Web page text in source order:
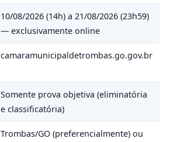
10/08/2026 (14h) a 21/08/2026 (23h59)
— exclusivamente online
camaramunicipaldetrombas.go.gov.br
Somente prova objetiva (eliminatória
e classificatória)
Trombas/GO (preferencialmente) ou